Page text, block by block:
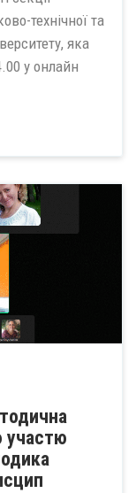
технічної та
яка
у онлайн
участю